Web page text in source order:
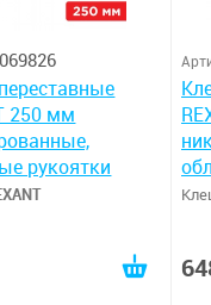
069826
250 мм
рукоятки